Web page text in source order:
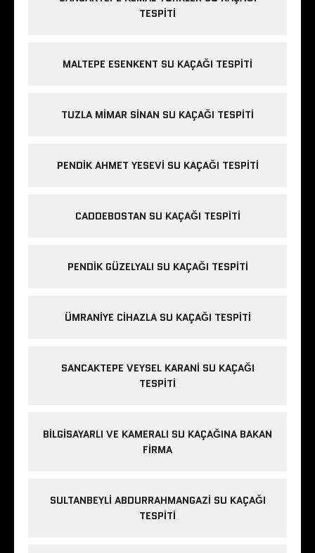
TESPITI
MALTEPE ESENKENT SU KAÇAĞI TESPITI
TUZLA MIMAR SINAN SU KAÇAĞI TESPITI
PENDIK AHMET YESEVI SU KAÇAĞI TESPITI
CADDEBOSTAN SU KAÇAĞI TESPITI
PENDIK GÜZELYALI SU KAÇAĞI TESPITI
ÜMRANIYE CIHAZLA SU KAÇAĞI TESPITI
SANCAKTEPE VEYSEL KARANI SU KAÇAĞI
TESPITI
BILGISAYARLI VE KAMERALI SU KAÇAĞINA BAKAN
FIRMA
SULTANBEYLI ABDURRAHMANGAZI SU KAÇAĞI
TESPITI